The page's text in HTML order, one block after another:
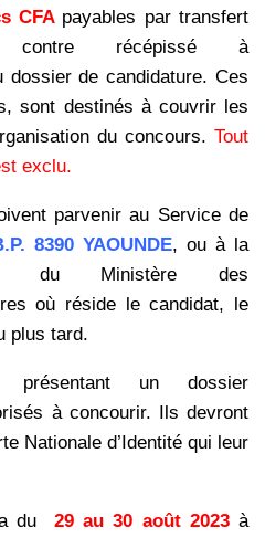
CFA payables par transfert
récépissé à
dossier de candidature. Ces
sont destinés à couvrir les
du concours. Tout
exclu.
parvenir au Service de
8390 YAOUNDE, ou à la
du Ministère des
où réside le candidat, le
plus tard.
présentant un dossier
à concourir. Ils devront
Nationale d’Identité qui leur
du 29 au 30 août 2023à